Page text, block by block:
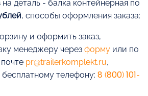
на деталь - балка контейнерная по
, способы оформления заказа:
и оформить заказ,
менеджеру через форму или по
pr@trailerkomplekt.ru,
бесплатному телефону: 8 (800) 101-